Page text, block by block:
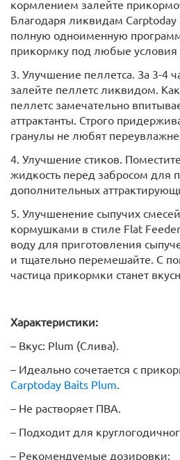
кормлением залейте
Благодаря ликвидам Carptoday
полную одноименную
прикормку под любые условия
3. Улучшение пеллетса. За 3-4
залейте пеллетс ликвидом.
пеллетс замечательно
аттрактанты. Строго
гранулы не любят
4. Улучшение стиков.
жидкость перед забросом для
дополнительных
5. Улучшенение сыпучих
кормушками в стиле Flat
воду для приготовления
и тщательно перемешайте. С
частица прикормки станет
Характеристики:
– Вкус: Plum (Слива).
– Идеально сочетается с
Carptoday Baits Plum
– Не растворяет ПВА.
– Подходит для
– Рекомендуемые дозировки: